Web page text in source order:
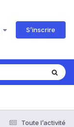
S’inscrire
Toute l’activité